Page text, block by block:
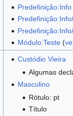
Predefinição:Info
Módulo:Teste(
Custódio Vieira
Algumas
Masculino
Rótulo: pt
Título